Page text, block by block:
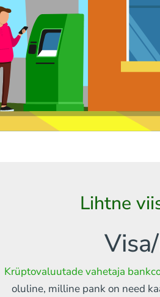
MDL
AMD
TRY
Lihtne
Krüptovaluutade vahetaja
oluline, milline pank on need